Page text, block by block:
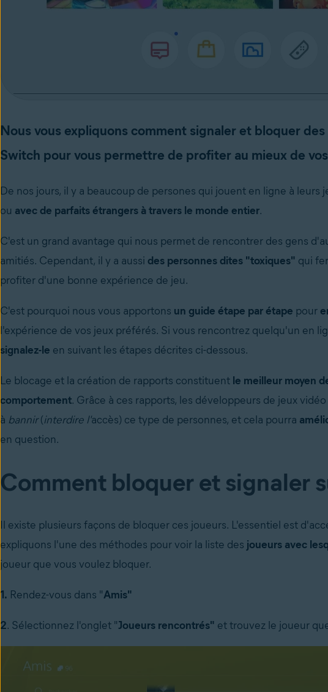
Nous vous expliquons comment signaler et bloquer
Switch pour vous permettre de profiter au mieux de
De nos jours, il y a beaucoup de persones qui jouent en ligne à leurs
ou avec de parfaits étrangers à travers le monde entier.
C'est un grand avantage qui nous permet de rencontrer des gens
amitiés. Cependant, il y a aussi des personnes dites "toxiques" qui
profiter d'une bonne expérience de jeu.
C'est pourquoi nous vous apportons un guide étape par étape pour
l'expérience de vos jeux préférés. Si vous rencontrez quelqu'un en
signalez-le en suivant les étapes décrites ci-dessous.
Le blocage et la création de rapports constituent le meilleur moyen
comportement. Grâce à ces rapports, les développeurs de jeux
à bannir (interdire l'accès) ce type de personnes, et cela pourra
en question.
Comment bloquer et signaler
Il existe plusieurs façons de bloquer ces joueurs. L'essentiel est
expliquons l'une des méthodes pour voir la liste des joueurs avec
joueur que vous voulez bloquer.
1. Rendez-vous dans "Amis"
2. Sélectionnez l'onglet "Joueurs rencontrés" et trouvez le joueur